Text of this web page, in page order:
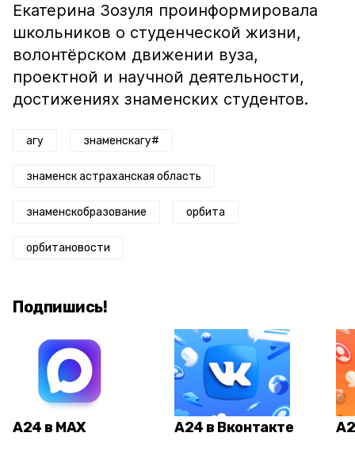
Екатерина Зозуля проинформировала
школьников о студенческой жизни,
волонтёрском движении вуза,
проектной и научной деятельности,
достижениях знаменских студентов.
агу знаменскагу#
знаменск астраханская область
знаменскобразование орбита
орбитановости
Подпишись!
А24 в MAX А24 в Вконтакте